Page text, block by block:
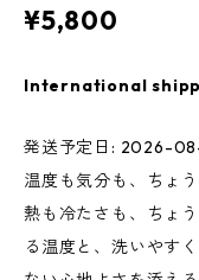
¥5,800
International
発送予定日: 2026-
温度も気分も、ちょう
熱も冷たさも、ちょ
る温度と、洗いやす